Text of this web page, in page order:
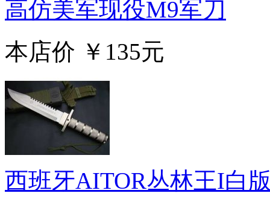
高仿美军现役M9军刀
本店价 ￥135元
西班牙AITOR丛林王I白